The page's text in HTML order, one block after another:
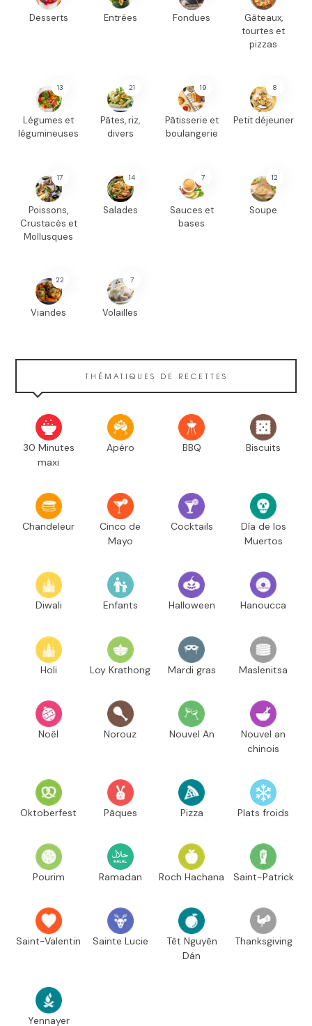
Desserts Entrées Fondues
Gâteaux,
tourtes et
pizzas
13
Légumes et
légumineuses
21
Pâtes, riz,
divers
19
Pâtisserie et
boulangerie
8
Petit déjeuner
17
Poissons,
Crustacés et
Mollusques
14
Salades
7
Sauces et
bases
12
Soupe
22
Viandes
7
Volailles
THÉMATIQUES DE RECETTES
30 Minutes
maxi
Apéro BBQ Biscuits
Chandeleur
Cinco de
Mayo
Cocktails
Día de los
Muertos
Diwali Enfants Halloween Hanoucca
Holi Loy Krathong Mardi gras Maslenitsa
Noël Norouz Nouvel An
Nouvel an
chinois
Oktoberfest Pâques Pizza Plats froids
Pourim Ramadan Roch Hachana Saint-Patrick
Saint-Valentin Sainte Lucie
Têt Nguyên
Dán
Thanksgiving
Yennayer